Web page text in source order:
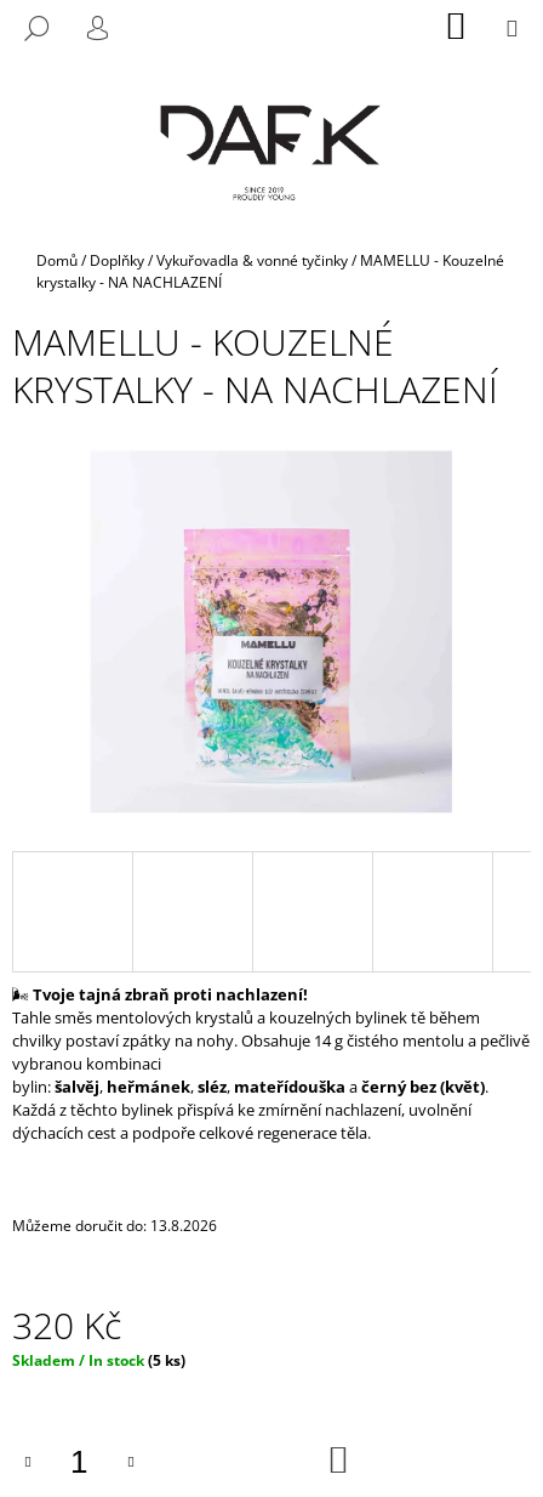
HLEDAT
PŘIHLÁŠENÍ KOŠÍK
Domů/ Doplňky/Vykuřovadla & vonné tyčinky/ MAMELLU - Kouzelné
krystalky - NA NACHLAZENÍ
MAMELLU - KOUZELNÉ
KRYSTALKY - NA NACHLAZENÍ
🌬️Tvoje tajná zbraň proti nachlazení!
Tahle směs mentolových krystalů a kouzelných bylinek tě během
chvilky postaví zpátky na nohy. Obsahuje 14 g čistého mentolu a pečlivě
vybranou kombinaci
bylin:šalvěj, heřmánek,sléz, mateřídouška ačerný bez (květ).
Každá z těchto bylinek přispívá ke zmírnění nachlazení, uvolnění
dýchacích cest a podpoře celkové regenerace těla.
Můžeme doručit do: 13.8.2026
320 Kč
Měrná
Skladem / In stock(5 ks)
T
Ř
E
B
U
J
P
O
R
U
Č
U
J
E
IRONIC
REPELENT
-
ŽÍHANÁ